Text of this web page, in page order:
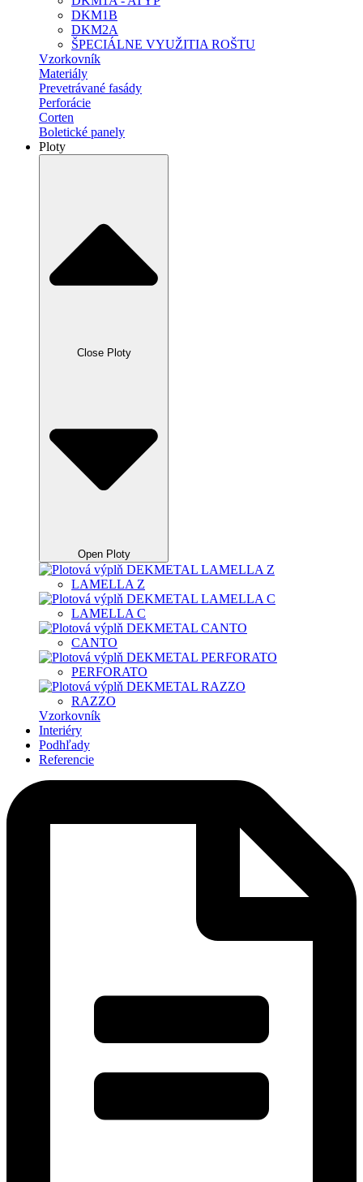
DKM1B
DKM2A
ŠPECIÁLNE VYUŽITIA ROŠTU
Vzorkovník
Materiály
Prevetrávané fasády
Perforácie
Corten
Boletické panely
Ploty
Close Ploty
Open Ploty
LAMELLA Z
LAMELLA C
CANTO
PERFORATO
RAZZO
Vzorkovník
Interiéry
Podhľady
Referencie